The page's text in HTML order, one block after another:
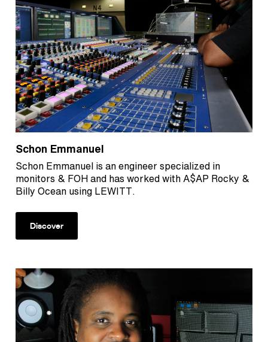
Schon Emmanuel
Schon Emmanuel is an engineer specialized in
monitors & FOH and has worked with A$AP Rocky &
Billy Ocean using LEWITT.
Discover